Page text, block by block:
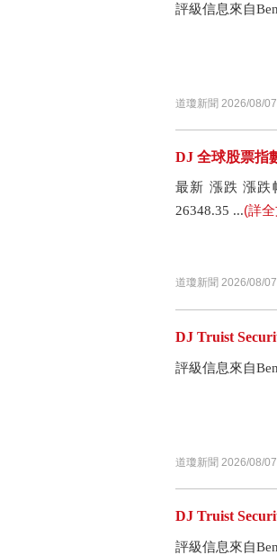
評級信息來自
道瓊新聞 2026/08/
DJ 全球股票指
最新 漲跌 漲跌
26348.35 ...(詳
道瓊新聞 2026/08/
DJ Truist
評級信息來自
道瓊新聞 2026/08/
DJ Truist
評級信息來自